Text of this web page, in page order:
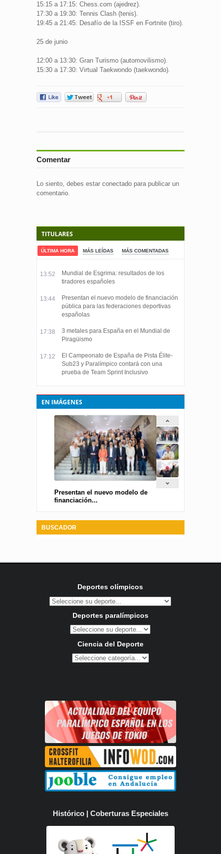
15:15 a 17:15: Chess.com (ajedrez).
17:30 a 19:30: Tennis Clash (tenis).
19:45 a 21:45: Desafío de la ISSF en Fortnite (tiro).
25 de junio
12:00 a 13:30: Gran Turismo (automovilismo).
15:30 a 17:30: Virtual Taekwondo (taekwondo).
Comentar
Lo siento, debes estar conectado para publicar un
comentario.
TITULARES
ÚLTIMA HORA MÁS LEÍDAS MÁS COMENTADAS
13:52
Mundial de Esgrima: resultados de los
tiradores españoles
13:44
Presentan el nuevo modelo de financiación
pública para las federaciones deportivas
españolas
17:38
3 metales para España en el Mundial de
Piragüismo
17:12
El Campeonato de España de Pista Élite-
Sub23 y Paralímpico contará con una
prueba de Team Sprint Inclusivo
EN IMÁGENES
Presentan el nuevo modelo de
financiación...
BUSCADOR
Deportes olímpicos
Deportes paralímpicos
Ciencia del Deporte
Histórico | Coberturas Especiales